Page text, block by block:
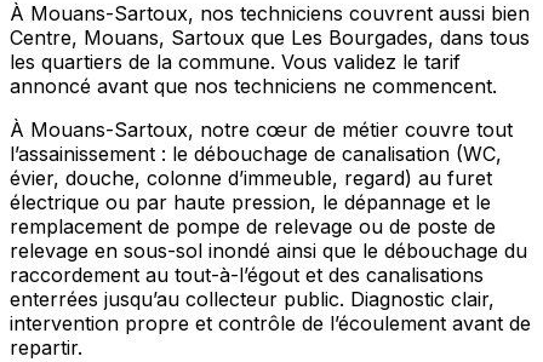
À Mouans-Sartoux, nos techniciens couvrent aussi bien
Centre, Mouans, Sartoux que Les Bourgades, dans tous
les quartiers de la commune. Vous validez le tarif
annoncé avant que nos techniciens ne commencent.
À Mouans-Sartoux, notre cœur de métier couvre tout
l’assainissement : le débouchage de canalisation (WC,
évier, douche, colonne d’immeuble, regard) au furet
électrique ou par haute pression, le dépannage et le
remplacement de pompe de relevage ou de poste de
relevage en sous-sol inondé ainsi que le débouchage du
raccordement au tout-à-l’égout et des canalisations
enterrées jusqu’au collecteur public. Diagnostic clair,
intervention propre et contrôle de l’écoulement avant de
repartir.